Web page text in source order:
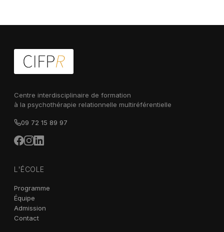
Centre interdisciplinaire de formation
à la psychothérapie relationnelle multiréférentielle
09 72 15 89 97
L'ÉCOLE
Programme
Équipe
Admission
Contact